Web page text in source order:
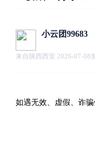
小云团99683
来自陕西西安 2026-07-08
如遇无效、虚假、诈